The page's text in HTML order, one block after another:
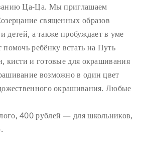
Ца-Ца. Мы приглашаем
священных образов
детей, а также пробуждает в уме
ребёнку встать на Путь
кисти и готовые для окрашивания
возможно в один цвет
окрашивания. Любые
400 рублей — для школьников,